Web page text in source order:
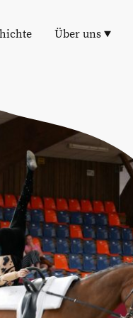
Über uns